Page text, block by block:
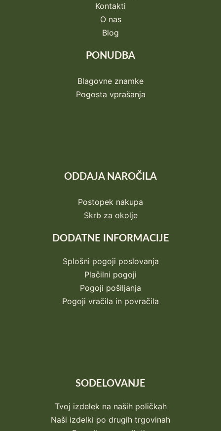
Kontakti
O nas
Blog
PONUDBA
Blagovne znamke
Pogosta vprašanja
ODDAJA NAROČILA
Postopek nakupa
Skrb za okolje
DODATNE INFORMACIJE
Splošni pogoji poslovanja
Plačilni pogoji
Pogoji pošiljanja
Pogoji vračila in povračila
SODELOVANJE
Tvoj izdelek na naših poličkah
Naši izdelki po drugih trgovinah